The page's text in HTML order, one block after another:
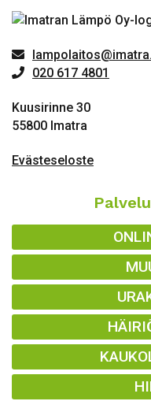
020 617 4801
Kuusirinne 30
55800 Imatra
Evästeseloste